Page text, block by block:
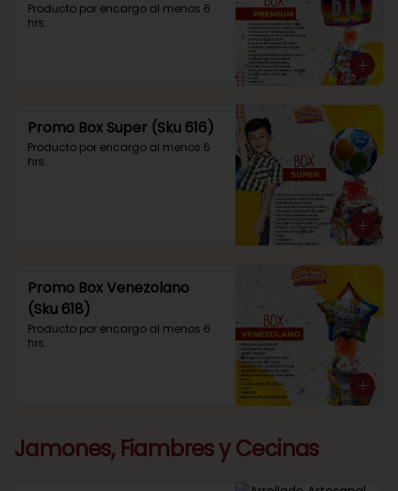
Producto por encargo al menos 6
hrs.
Promo Box Super (Sku 616)
Producto por encargo al menos 6
hrs.
Promo Box Venezolano
(Sku 618)
Producto por encargo al menos 6
hrs.
Jamones, Fiambres y Cecinas